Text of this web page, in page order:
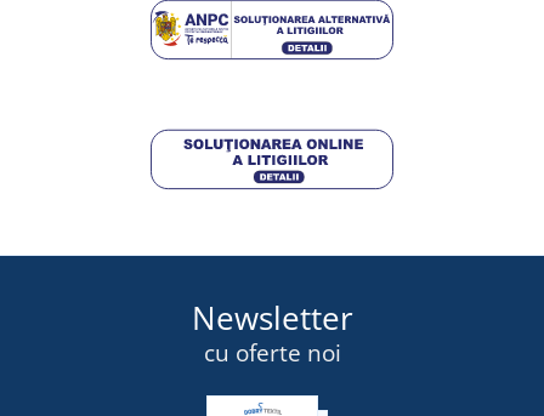
Newsletter
cu oferte noi